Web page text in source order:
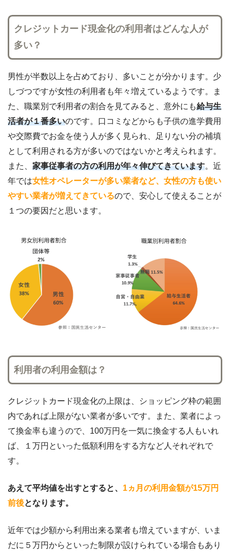
クレジットカード現金化の利用者はどんな人が
多い？
男性が半数以上を占めており、多いことが分かります。少
しづつですが女性の利用者も年々増えているようです。ま
た、職業別で利用者の割合を見てみると、意外にも給与生
活者が１番多いのです。口コミなどからも子供の進学費用
や交際費でお金を使う人が多く見られ、足りない分の補填
として利用される方が多いのではないかと考えられます。
また、 家事従事者の方の利用が年々伸びてきています。近
年では女性オペレーターが多い業者など、女性の方も使い
やすい業者が増えてきているので、安心して使えることが
１つの要因だと思います。
利用者の利用金額は？
クレジットカード現金化の上限は、ショッピング枠の範囲
内であれば上限がない業者が多いです。また、業者によっ
て換金率も違うので、100万円を一気に換金する人もいれ
ば、１万円といった低額利用をする方など人それぞれで
す。
あえて平均値を出すとすると、 1ヵ月の利用金額が15万円
前後となります。
近年では少額から利用出来る業者も増えていますが、いま
だに５万円からといった制限が設けられている場合もあり